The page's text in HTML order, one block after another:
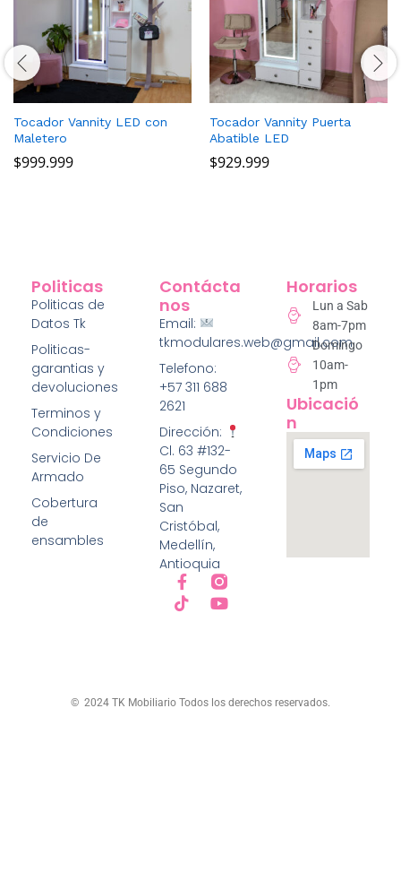
Tocador Vannity LED con
Maletero
$999.999
Tocador Vannity Puerta
Abatible LED
$929.999
Politicas
Politicas de
Datos Tk
Politicas-
garantias y
devoluciones
Terminos y
Condiciones
Servicio De
Armado
Cobertura
de
ensambles
Contácta
Nos
Email:
tkmodulares.web@gmail.com
Telefono:
+57 311 688
2621
Dirección:
Cl. 63 #132-
65 Segundo
Piso, Nazaret,
San
Cristóbal,
Medellín,
Antioquia
Horarios
Lun a Sab
8am-7pm
Domingo
10am-
1pm
Ubicació
N
© 2024 TK Mobiliario Todos los derechos reservados.